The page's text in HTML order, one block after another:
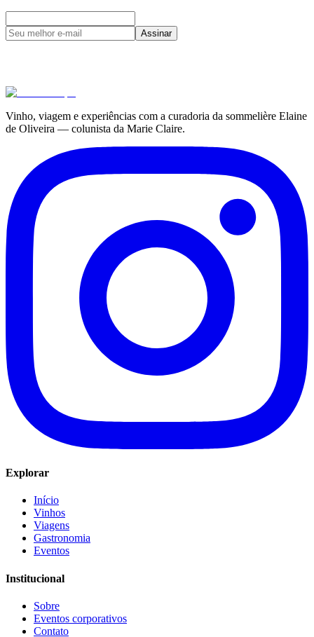
Assinar
Vinho, viagem e experiências com a curadoria da sommelière Elaine
de Oliveira — colunista da Marie Claire.
Explorar
Início
Vinhos
Viagens
Gastronomia
Eventos
Institucional
Sobre
Eventos corporativos
Contato